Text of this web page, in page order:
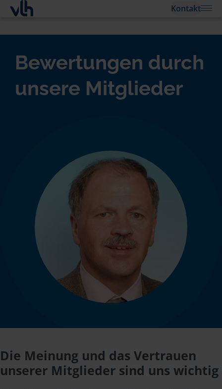
Kontakt
Bewertungen durch
unsere Mitglieder
Die Meinung und das Vertrauen
unserer Mitglieder sind uns wichtig